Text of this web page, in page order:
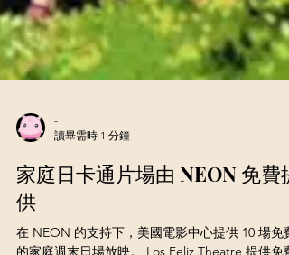
讀畢需時 1 分鐘
家庭日卡通片場由 NEON 免費提
供